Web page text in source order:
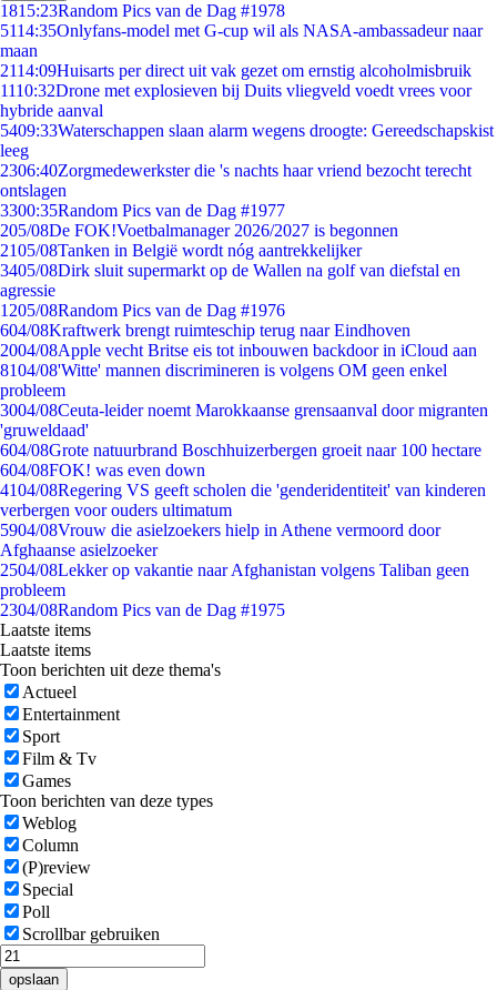
1815:23Random Pics van de Dag #1978
5114:35Onlyfans-model met G-cup wil als NASA-ambassadeur naar
maan
2114:09Huisarts per direct uit vak gezet om ernstig alcoholmisbruik
1110:32Drone met explosieven bij Duits vliegveld voedt vrees voor
hybride aanval
5409:33Waterschappen slaan alarm wegens droogte: Gereedschapskist
leeg
2306:40Zorgmedewerkster die 's nachts haar vriend bezocht terecht
ontslagen
3300:35Random Pics van de Dag #1977
205/08De FOK!Voetbalmanager 2026/2027 is begonnen
2105/08Tanken in België wordt nóg aantrekkelijker
3405/08Dirk sluit supermarkt op de Wallen na golf van diefstal en
agressie
1205/08Random Pics van de Dag #1976
604/08Kraftwerk brengt ruimteschip terug naar Eindhoven
2004/08Apple vecht Britse eis tot inbouwen backdoor in iCloud aan
8104/08'Witte' mannen discrimineren is volgens OM geen enkel
probleem
3004/08Ceuta-leider noemt Marokkaanse grensaanval door migranten
'gruweldaad'
604/08Grote natuurbrand Boschhuizerbergen groeit naar 100 hectare
604/08FOK! was even down
4104/08Regering VS geeft scholen die 'genderidentiteit' van kinderen
verbergen voor ouders ultimatum
5904/08Vrouw die asielzoekers hielp in Athene vermoord door
Afghaanse asielzoeker
2504/08Lekker op vakantie naar Afghanistan volgens Taliban geen
probleem
2304/08Random Pics van de Dag #1975
Laatste items
Laatste items
Toon berichten uit deze thema's
Actueel
Entertainment
Sport
Film & Tv
Games
Toon berichten van deze types
Weblog
Column
(P)review
Special
Poll
Scrollbar gebruiken
opslaan